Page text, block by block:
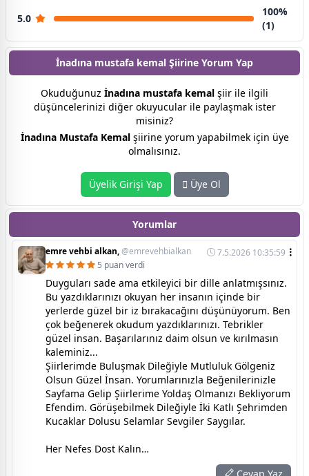
5.0
100%
(1)
İnadına mustafa kemal Şiirine Yorum Yap
Okuduğunuz İnadına mustafa kemal şiir ile ilgili
düşüncelerinizi diğer okuyucular ile paylaşmak ister
misiniz?
İnadına Mustafa Kemalşiirine yorum yapabilmek için üye
olmalısınız.
Üyelik Girişi Yap Üye Ol
Yorumlar
emre vehbi alkan,@emrevehbialkan
7.5.2026 10:35:59
5 puan verdi
Duyguları sade ama etkileyici bir dille anlatmışsınız.
Bu yazdıklarınızı okuyan her insanın içinde bir
yerlerde güzel bir iz bırakacağını düşünüyorum. Ben
çok beğenerek okudum yazdıklarınızı. Tebrikler
güzel insan. Başarılarınız daim olsun ve kırılmasın
kaleminiz...
Şiirlerimde Buluşmak Dileğiyle Mutluluk Gölgeniz
Olsun Güzel İnsan. Yorumlarınızla Beğenilerinizle
Sayfama Gelip Şiirlerime Yoldaş Olmanızı Bekliyorum
Efendim. Görüşebilmek Dileğiyle İki Katlı Şehrimden
Kucaklar Dolusu Selamlar Sevgiler Saygılar.
Her Nefes Dost Kalın…
Cevap Yaz